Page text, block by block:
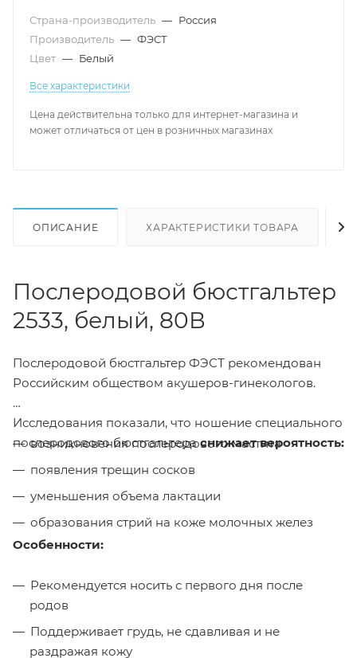
Страна-производитель — Россия
Производитель — ФЭСТ
Цвет — Белый
Все характеристики
Цена действительна только для интернет-магазина и
может отличаться от цен в розничных магазинах
ОПИСАНИЕ ХАРАКТЕРИСТИКИ ТОВАРА
Послеродовой бюстгальтер
2533, белый, 80В
Послеродовой бюстгальтер ФЭСТ рекомендован
Российским обществом акушеров-гинекологов.
Исследования показали, что ношение специального
послеродового бюстгальтераснижает вероятность:
возникновения послеродового мастита
появления трещин сосков
уменьшения объема лактации
образования стрий на коже молочных желез
Особенности:
Рекомендуется носить с первого дня после
родов
Поддерживает грудь, не сдавливая и не
раздражая кожу